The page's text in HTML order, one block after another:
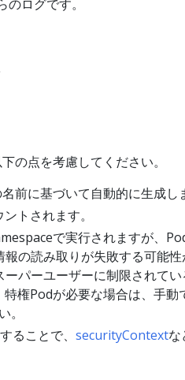
のログです。
の点を考慮してください。
前に基づいて自動的に生成し
トされます。
で実行されますが、
の読み取りが失敗する可能
パーユーザーに制限されて
特権Podが必要な場合は、手動
。
ることで、 securityContextな